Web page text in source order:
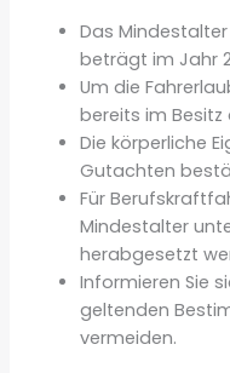
Das Mindestalter
beträgt im Jahr
Um die
bereits im Besitz
Die körperliche
Gutachten
Für
Mindestalter
herabgesetzt
Informieren Sie
geltenden
vermeiden.